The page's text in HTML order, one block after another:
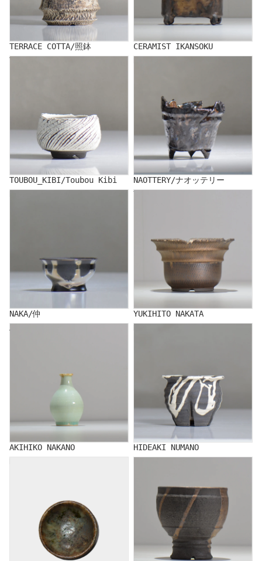
TERRACE COTTA/照鉢
CERAMIST IKANSOKU
TOUBOU_KIBI/Toubou Kibi
TOUBOU_KIBI/Toubou Kibi
NAOTTERY/ナオッテリー
NAKA/仲
YUKIHITO NAKATA
YUKIHITO NAKATA
AKIHIKO NAKANO
AKIHIKO NAKANO
HIDEAKI NUMANO